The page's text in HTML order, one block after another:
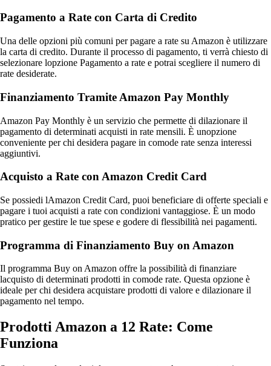
Pagamento a Rate con Carta di Credito
Una delle opzioni più comuni per pagare a rate su Amazon è utilizzare
la carta di credito. Durante il processo di pagamento, ti verrà chiesto di
selezionare lopzione Pagamento a rate e potrai scegliere il numero di
rate desiderate.
Finanziamento Tramite Amazon Pay Monthly
Amazon Pay Monthly è un servizio che permette di dilazionare il
pagamento di determinati acquisti in rate mensili. È unopzione
conveniente per chi desidera pagare in comode rate senza interessi
aggiuntivi.
Acquisto a Rate con Amazon Credit Card
Se possiedi lAmazon Credit Card, puoi beneficiare di offerte speciali e
pagare i tuoi acquisti a rate con condizioni vantaggiose. È un modo
pratico per gestire le tue spese e godere di flessibilità nei pagamenti.
Programma di Finanziamento Buy on Amazon
Il programma Buy on Amazon offre la possibilità di finanziare
lacquisto di determinati prodotti in comode rate. Questa opzione è
ideale per chi desidera acquistare prodotti di valore e dilazionare il
pagamento nel tempo.
Prodotti Amazon a 12 Rate: Come
Funziona